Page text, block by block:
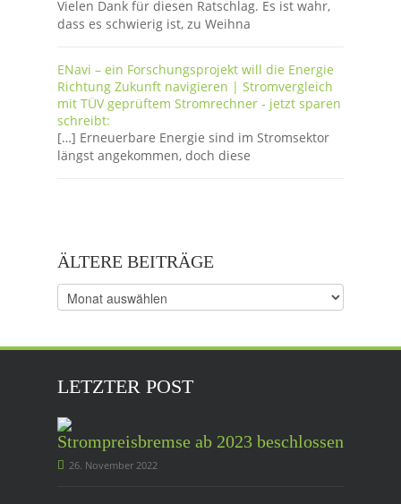
Vielen Dank für diesen Ratschlag. Es ist wahr,
dass es schwierig ist, zu Weihna
ENavi – ein Forschungsprojekt will die Energie
Richtung Zukunft navigieren | Stromvergleich
mit TÜV geprüftem Stromrechner - jetzt sparen
schreibt:
[…] Erneuerbare Energie sind im Stromsektor
längst angekommen, doch diese
ÄLTERE BEITRÄGE
Ältere
Beiträge
LETZTER POST
Strompreisbremse ab 2023 beschlossen
26. November 2022